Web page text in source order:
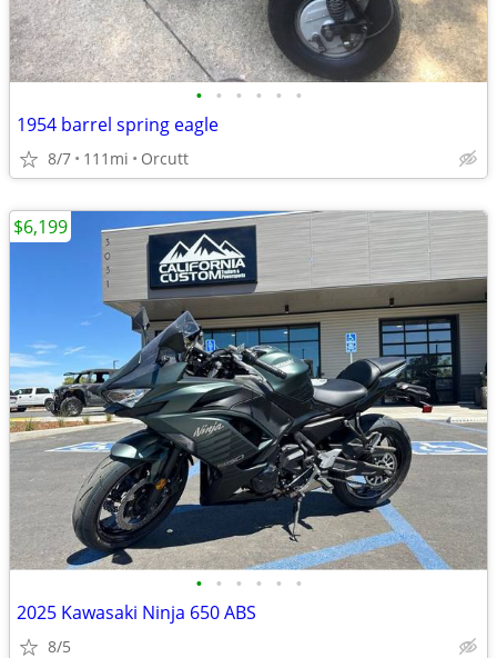
• • • • • •
1954 barrel spring eagle
8/7 111mi Orcutt
• • • • • •
2025 Kawasaki Ninja 650 ABS
8/5
$6,199